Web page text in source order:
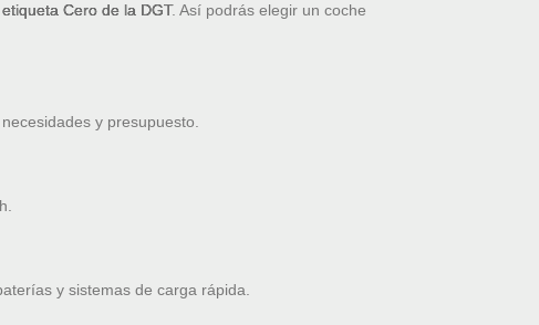
Cero de la DGT. Así podrás elegir un coche
y presupuesto.
y sistemas de carga rápida.